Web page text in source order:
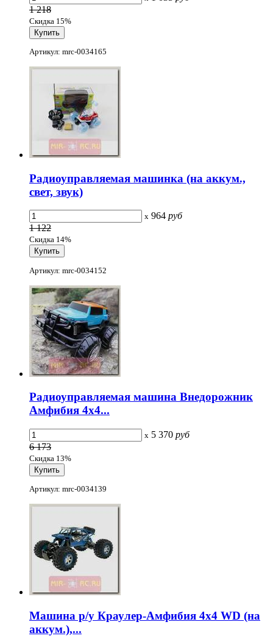
1 218
Скидка 15%
Артикул: mrc-0034165
Радиоуправляемая машинка (на аккум.,
свет, звук)
x 964 руб
1 122
Скидка 14%
Артикул: mrc-0034152
Радиоуправляемая машина Внедорожник
Амфибия 4х4...
x 5 370 руб
6 173
Скидка 13%
Артикул: mrc-0034139
Машина р/у Краулер-Амфибия 4х4 WD (на
аккум.),...